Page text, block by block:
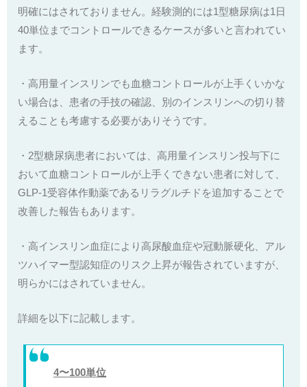
明確にはされておりません。経験測的には1型糖尿病は1日
40単位までコントロールできるケースが多いと言われてい
ます。
・高用量インスリンでも血糖コントロールが上手くいかな
い場合は、患者の手技の確認、別のインスリンへの切り替
えることも考慮する必要がありそうです。
・2型糖尿病患者においては、高用量インスリン投与下に
おいて血糖コントロールが上手くできない患者に対して、
GLP-1受容体作動薬であるリラグルチドを追加することで
改善した報告もあります。
・高インスリン血症により高尿酸血症や冠動脈硬化、アル
ツハイマー型認知症のリスク上昇が報告されていますが、
明らかにはされていません。
詳細を以下に記載します。
4〜100単位